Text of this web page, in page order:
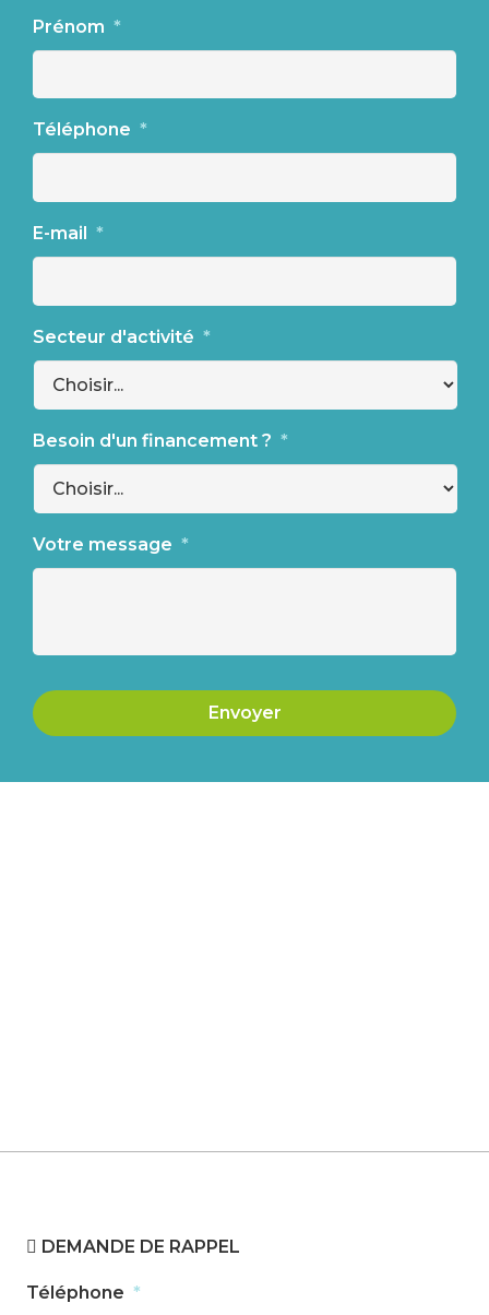
Prénom *
Téléphone *
E-mail *
Secteur d'activité *
Besoin d'un financement ? *
Votre message *
DEMANDE DE RAPPEL
Téléphone *